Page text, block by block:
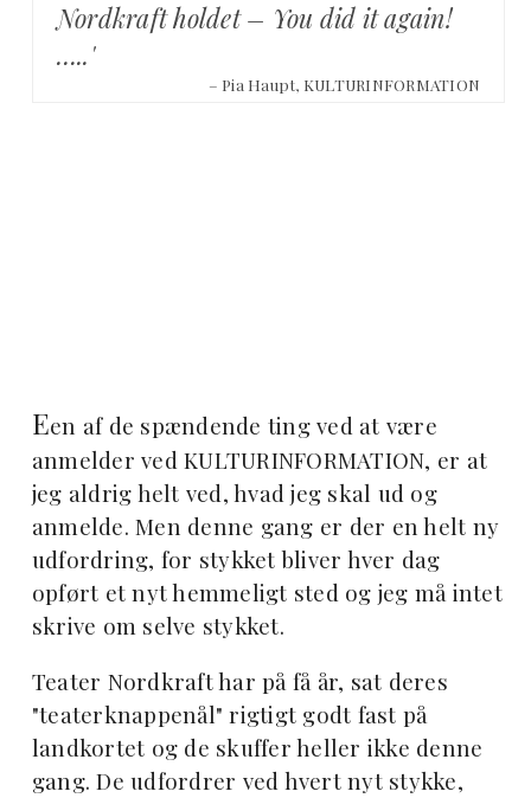
Nordkraft holdet – You did it again!
…..'
– Pia Haupt, KULTURINFORMATION
Een af de spændende ting ved at være
anmelder ved KULTURINFORMATION, er at
jeg aldrig helt ved, hvad jeg skal ud og
anmelde. Men denne gang er der en helt ny
udfordring, for stykket bliver hver dag
opført et nyt hemmeligt sted og jeg må intet
skrive om selve stykket.
Teater Nordkraft har på få år, sat deres
"teaterknappenål" rigtigt godt fast på
landkortet og de skuffer heller ikke denne
gang. De udfordrer ved hvert nyt stykke,